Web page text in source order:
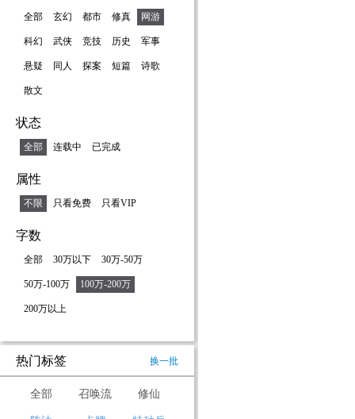
全部 玄幻 都市 修真 网游
科幻 武侠 竞技 历史 军事
悬疑 同人 探案 短篇 诗歌
散文
状态
全部 连载中 已完成
属性
不限 只看免费 只看VIP
字数
全部 30万以下 30万-50万
50万-100万 100万-200万
200万以上
热门标签 换一批
全部 召唤流 修仙